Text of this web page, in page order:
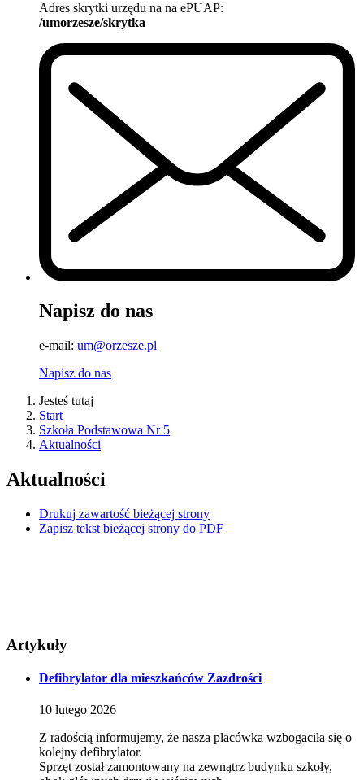
Adres skrytki urzędu na na ePUAP:
/umorzesze/skrytka
Napisz do nas
e-mail: um@orzesze.pl
Napisz do nas
Jesteś tutaj
Start
Szkoła Podstawowa Nr 5
Aktualności
Aktualności
Drukuj zawartość bieżącej strony
Zapisz tekst bieżącej strony do PDF
Artykuły
Defibrylator dla mieszkańców Zazdrości
10 lutego 2026
Z radością informujemy, że nasza placówka wzbogaciła się o
kolejny defibrylator.
Sprzęt został zamontowany na zewnątrz budynku szkoły,